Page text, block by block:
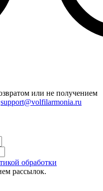
или не получением
support@volfilarmonia.ru
обработки
рассылок.